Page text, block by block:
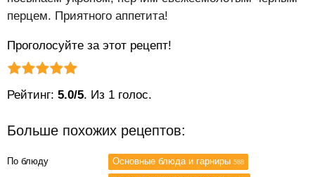
перцем. Приятного аппетита!
Проголосуйте за этот рецепт!
Рейтинг статьи:
Рейтинг: 5.0/5. Из 1 голос.
Больше похожих рецептов:
По блюду Основные блюда и гарниры 588